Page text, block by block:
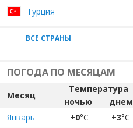
Турция
ВСЕ СТРАНЫ
ПОГОДА ПО МЕСЯЦАМ
Месяц
Температура
ночью
днем
Январь
+0°C +3°C